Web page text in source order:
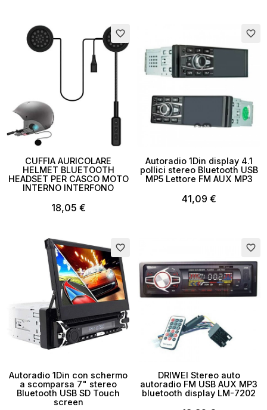
favorite_border
CUFFIA AURICOLARE
HELMET BLUETOOTH
HEADSET PER CASCO MOTO
INTERNO INTERFONO
18,05 €
favorite_border
Autoradio 1Din display 4.1
pollici stereo Bluetooth USB
MP5 Lettore FM AUX MP3
41,09 €
favorite_border
Autoradio 1Din con schermo
a scomparsa 7" stereo
Bluetooth USB SD Touch
screen
favorite_border
DRIWEI Stereo auto
autoradio FM USB AUX MP3
bluetooth display LM-7202